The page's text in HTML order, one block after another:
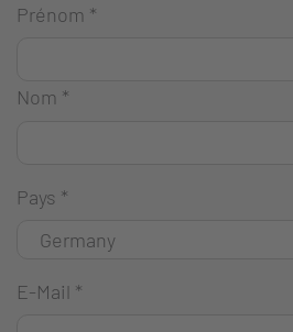
Prénom *
Nom *
Pays *
E-Mail *